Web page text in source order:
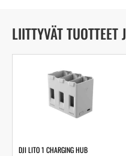
LIITTYVÄT TUOTTEET
DJI LITO 1 CHARGING HUB